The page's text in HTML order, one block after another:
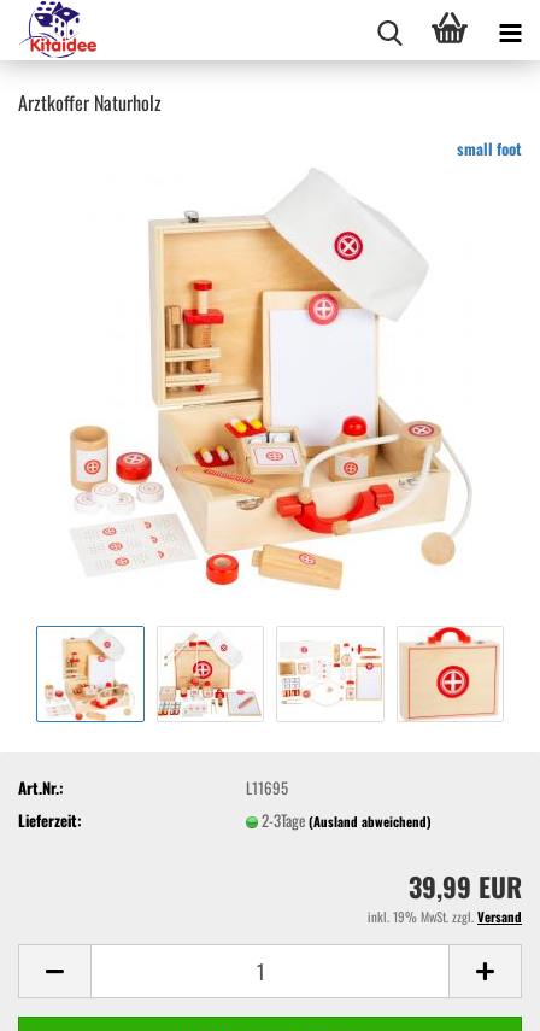
Arztkoffer Naturholz
small foot
Art.Nr.:
L11695
Lieferzeit:
2-3Tage(Ausland abweichend)
39,99 EUR
inkl. 19% MwSt. zzgl.Versand